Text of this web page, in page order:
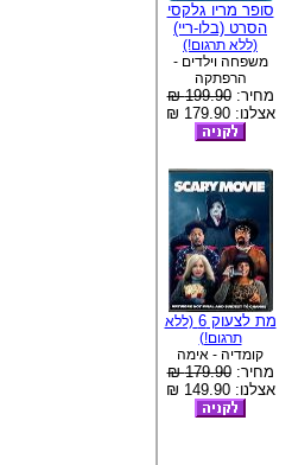
סופר מריו גלקסי
הסרט (בלו-ריי)
(ללא תרגום!)
משפחה וילדים -
הרפתקה
מחיר:199.90 ₪
אצלנו: 179.90 ₪
מת לצעוק 6
(ללא
תרגום!)
קומדיה - אימה
מחיר:179.90 ₪
אצלנו: 149.90 ₪